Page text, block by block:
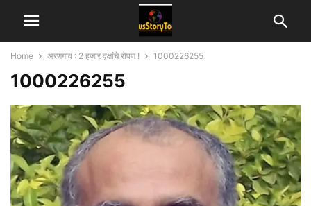
Home अरणगाव : 2 हजार वृक्षांचे रोपण ! 1000226255
1000226255